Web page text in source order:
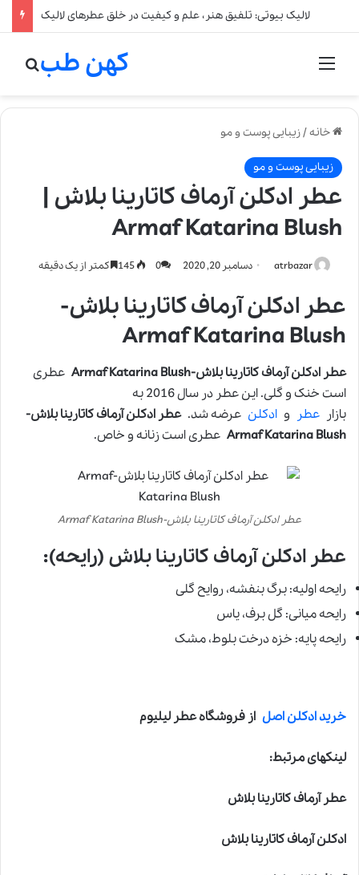
لالیک بیوتی: تلفیق هنر، علم و کیفیت در خلق عطرهای لالیک
منو کهن طب
خانه/زیبایی پوست و مو
زیبایی پوست و مو
عطر ادکلن آرماف کاتارینا بلاش |
Armaf Katarina Blush
atrbazar دسامبر 20, 2020 0 کمتر از یک دقیقه
عطر ادکلن آرماف کاتارینا بلاش-
Armaf Katarina Blush
عطر ادکلن آرماف کاتارینا بلاش-Armaf Katarina Blush
عطری
است خنک و گلی. این عطر در سال 2016 به
بازار عطر و ادکلن عرضه شد.عطر ادکلن آرماف کاتارینا بلاش-
Armaf Katarina Blush عطری است زنانه و خاص.
عطر ادکلن آرماف کاتارینا بلاش-Armaf Katarina Blush
عطر ادکلن آرماف کاتارینا بلاش (رایحه):
رایحه اولیه: برگ بنفشه، روایح گلی
رایحه میانی: گل برف، یاس
رایحه پایه: خزه درخت بلوط، مشک
خرید ادکلن اصل از فروشگاه عطر لیلیوم
لینکهای مرتبط:
عطر آرماف کاتارینا بلاش
ادکلن آرماف کاتارینا بلاش